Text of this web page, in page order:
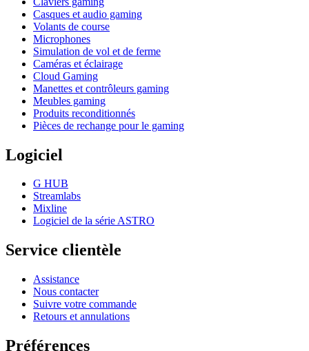
Casques et audio gaming
Volants de course
Microphones
Simulation de vol et de ferme
Caméras et éclairage
Cloud Gaming
Manettes et contrôleurs gaming
Meubles gaming
Produits reconditionnés
Pièces de rechange pour le gaming
Logiciel
G HUB
Streamlabs
Mixline
Logiciel de la série ASTRO
Service clientèle
Assistance
Nous contacter
Suivre votre commande
Retours et annulations
Préférences